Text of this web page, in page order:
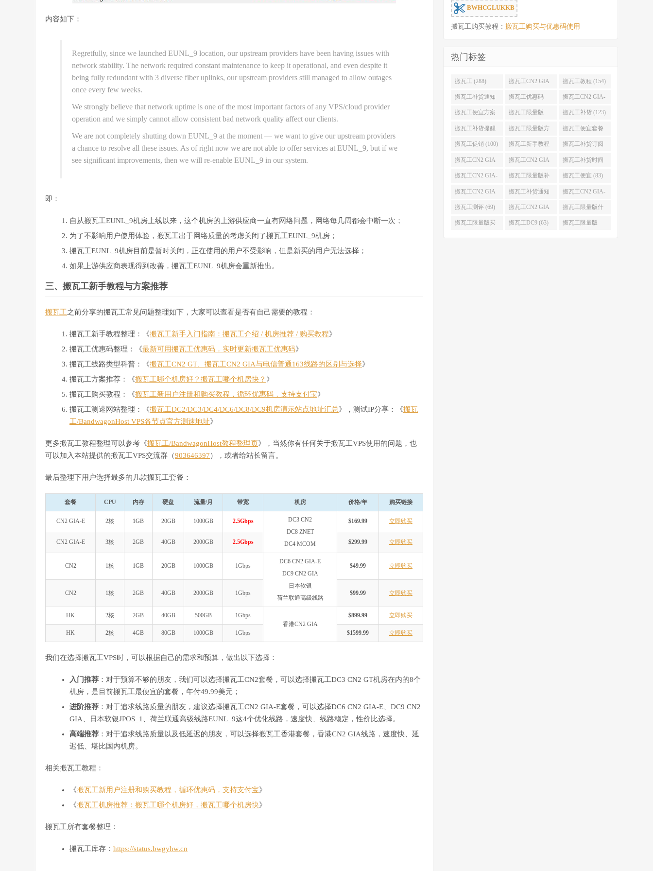
内容如下：
Regretfully, since we launched EUNL_9 location, our upstream providers have been having issues with
network stability. The network required constant maintenance to keep it operational, and even despite it
being fully redundant with 3 diverse fiber uplinks, our upstream providers still managed to allow outages
once every few weeks.
We strongly believe that network uptime is one of the most important factors of any VPS/cloud provider
operation and we simply cannot allow consistent bad network quality affect our clients.
We are not completely shutting down EUNL_9 at the moment — we want to give our upstream providers
a chance to resolve all these issues. As of right now we are not able to offer services at EUNL_9, but if we
see significant improvements, then we will re-enable EUNL_9 in our system.
即：
自从搬瓦工EUNL_9机房上线以来，这个机房的上游供应商一直有网络问题，网络每几周都会中断一次；
为了不影响用户使用体验，搬瓦工出于网络质量的考虑关闭了搬瓦工EUNL_9机房；
搬瓦工EUNL_9机房目前是暂时关闭，正在使用的用户不受影响，但是新买的用户无法选择；
如果上游供应商表现得到改善，搬瓦工EUNL_9机房会重新推出。
三、搬瓦工新手教程与方案推荐
搬瓦工之前分享的搬瓦工常见问题整理如下，大家可以查看是否有自己需要的教程：
搬瓦工新手教程整理：《搬瓦工新手入门指南：搬瓦工介绍 / 机房推荐 / 购买教程》
搬瓦工优惠码整理：《最新可用搬瓦工优惠码，实时更新搬瓦工优惠码》
搬瓦工线路类型科普：《搬瓦工CN2 GT、搬瓦工CN2 GIA与电信普通163线路的区别与选择》
搬瓦工方案推荐：《搬瓦工哪个机房好？搬瓦工哪个机房快？ 》
搬瓦工购买教程：《搬瓦工新用户注册和购买教程，循环优惠码，支持支付宝》
搬瓦工测速网站整理：《搬瓦工DC2/DC3/DC4/DC6/DC8/DC9机房演示站点地址汇总》，测试IP分享：《搬瓦
工/BandwagonHost VPS各节点官方测速地址》
更多搬瓦工教程整理可以参考《搬瓦工/BandwagonHost教程整理页》，当然你有任何关于搬瓦工VPS使用的问题，也
可以加入本站提供的搬瓦工VPS交流群（903646397），或者给站长留言。
最后整理下用户选择最多的几款搬瓦工套餐：
套餐 CPU 内存 硬盘 流量/月 带宽 机房 价格/年 购买链接
CN2 GIA-E 2核 1GB 20GB 1000GB 2.5Gbps
DC3 CN2
DC8 ZNET
DC4 MCOM
$169.99 立即购买
CN2 GIA-E 3核 2GB 40GB 2000GB 2.5Gbps $299.99 立即购买
CN2 1核 1GB 20GB 1000GB 1Gbps
DC6 CN2 GIA-E
DC9 CN2 GIA
日本软银
荷兰联通高级线路
$49.99 立即购买
CN2 1核 2GB 40GB 2000GB 1Gbps $99.99 立即购买
HK 2核 2GB 40GB 500GB
1Gbps
香港CN2 GIA
$899.99 立即购买
HK 2核 4GB 80GB 1000GB 1Gbps $1599.99 立即购买
我们在选择搬瓦工VPS时，可以根据自己的需求和预算，做出以下选择：
入门推荐 ：对于预算不够的朋友，我们可以选择搬瓦工CN2套餐，可以选择搬瓦工DC3 CN2 GT机房在内的8个
机房，是目前搬瓦工最便宜的套餐，年付49.99美元；
进阶推荐 ：对于追求线路质量的朋友，建议选择搬瓦工CN2 GIA-E套餐，可以选择DC6 CN2 GIA-E、DC9 CN2
GIA、日本软银JPOS_1、荷兰联通高级线路EUNL_9这4个优化线路，速度快、线路稳定，性价比选择。
高端推荐 ：对于追求线路质量以及低延迟的朋友，可以选择搬瓦工香港套餐，香港CN2 GIA线路，速度快、延
迟低、堪比国内机房。
相关搬瓦工教程：
《搬瓦工新用户注册和购买教程，循环优惠码，支持支付宝》
《搬瓦工机房推荐：搬瓦工哪个机房好，搬瓦工哪个机房快》
搬瓦工所有套餐整理：
搬瓦工库存： https://status.bwgyhw.cn
BWHCGLUKKB
搬瓦工购买教程： 搬瓦工购买与优惠码使用
热门标签
搬瓦工 (288) 搬瓦工CN2 GIA
(176)
搬瓦工教程 (154)
搬瓦工补货通知
(132)
搬瓦工优惠码
(131)
搬瓦工CN2 GIA-
E (130)
搬瓦工便宜方案
(128)
搬瓦工限量版
(126)
搬瓦工补货 (123)
搬瓦工补货提醒
(106)
搬瓦工限量版方
案 (106)
搬瓦工便宜套餐
(103)
搬瓦工促销 (100) 搬瓦工新手教程
(98)
搬瓦工补货订阅
(98)
搬瓦工CN2 GIA
便宜方案 (92)
搬瓦工CN2 GIA
限量版 (90)
搬瓦工补货时间
(89)
搬瓦工CN2 GIA-
E限量版 (84)
搬瓦工限量版补
货 (84)
搬瓦工便宜 (83)
搬瓦工CN2 GIA
优惠 (82)
搬瓦工补货通知
QQ群 (76)
搬瓦工CN2 GIA-
E便宜套餐 (76)
搬瓦工测评 (69) 搬瓦工CN2 GIA
限量版补货 (67)
搬瓦工限量版什
么时候补货 (67)
搬瓦工限量版买 搬瓦工DC9 (63) 搬瓦工限量版